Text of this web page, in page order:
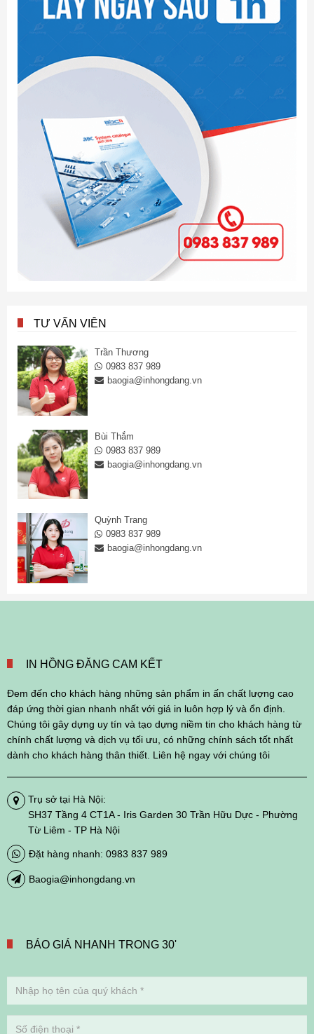
TƯ VẤN VIÊN
Trần Thương
0983 837 989
baogia@inhongdang.vn
Bùi Thắm
0983 837 989
baogia@inhongdang.vn
Quỳnh Trang
0983 837 989
baogia@inhongdang.vn
IN HỒNG ĐĂNG CAM KẾT
Đem đến cho khách hàng những sản phẩm in ấn chất lượng cao
đáp ứng thời gian nhanh nhất với giá in luôn hợp lý và ổn định.
Chúng tôi gây dựng uy tín và tạo dựng niềm tin cho khách hàng từ
chính chất lượng và dịch vụ tối ưu, có những chính sách tốt nhất
dành cho khách hàng thân thiết. Liên hệ ngay với chúng tôi
Trụ sở tại Hà Nội:
SH37 Tầng 4 CT1A - Iris Garden 30 Trần Hữu Dực - Phường
Từ Liêm - TP Hà Nội
Đặt hàng nhanh: 0983 837 989
Baogia@inhongdang.vn
BÁO GIÁ NHANH TRONG 30'